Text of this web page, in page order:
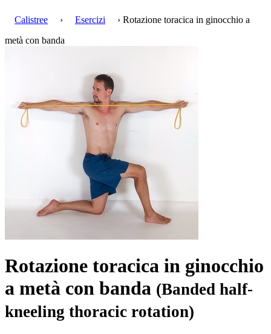
Calistree › Esercizi
› Rotazione toracica in ginocchio a
metà con banda
Rotazione toracica in ginocchio
a metà con banda (Banded half-
kneeling thoracic rotation)